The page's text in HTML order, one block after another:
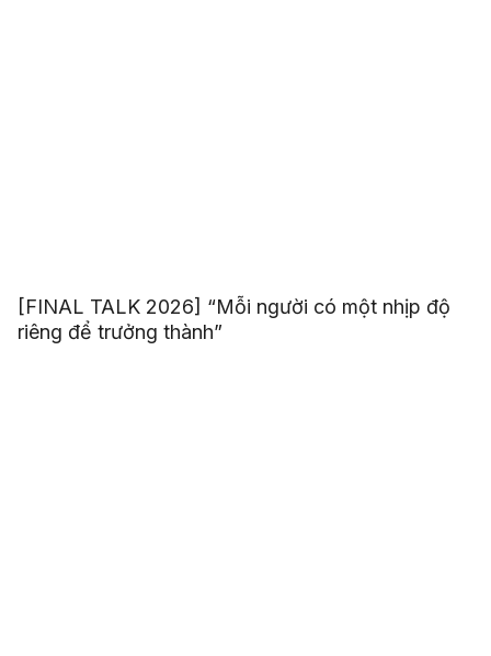
[FINAL TALK 2026] “Mỗi người có một nhịp độ
riêng để trưởng thành”